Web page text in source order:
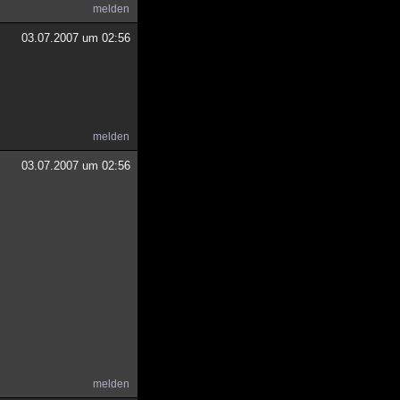
melden
03.07.2007 um 02:56
melden
03.07.2007 um 02:56
melden